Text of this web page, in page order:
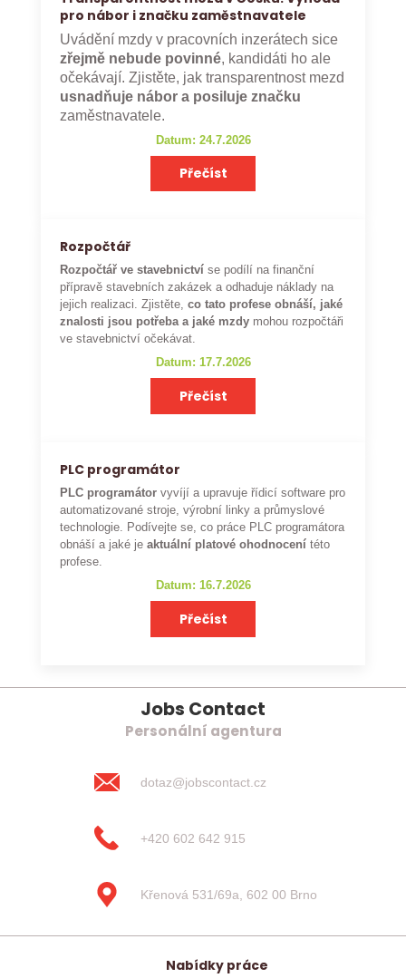
pro nábor i značku zaměstnavatele
Uvádění mzdy v pracovních inzerátech sice
zřejmě nebude povinné, kandidáti ho ale
očekávají. Zjistěte, jak transparentnost mezd
usnadňuje nábor a posiluje značku
zaměstnavatele.
Datum: 24.7.2026
Přečíst
Rozpočtář
Rozpočtář ve stavebnictví se podílí na finanční
přípravě stavebních zakázek a odhaduje náklady na
jejich realizaci. Zjistěte,co tato profese obnáší, jaké
znalosti jsou potřeba a jaké mzdy mohou rozpočtáři
ve stavebnictví očekávat.
Datum: 17.7.2026
Přečíst
PLC programátor
PLC programátor vyvíjí a upravuje řídicí software pro
automatizované stroje, výrobní linky a průmyslové
technologie. Podívejte se, co práce PLC programátora
obnáší a jaké je aktuální platové ohodnocení této
profese.
Datum: 16.7.2026
Přečíst
Jobs Contact
Personální agentura
dotaz@jobscontact.cz
+420 602 642 915
Křenová 531/69a, 602 00 Brno
Nabídky práce